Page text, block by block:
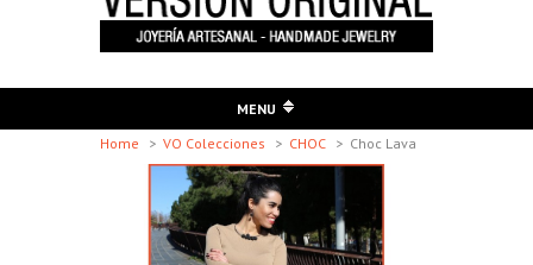
MENU
Home
> VO Colecciones > CHOC > Choc Lava